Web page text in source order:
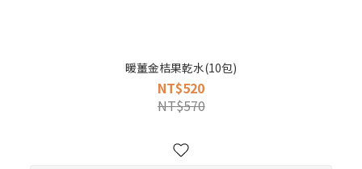
暖薑金桔果乾水(10包)
NT$520
NT$570